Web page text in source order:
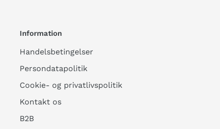
Information
Handelsbetingelser
Persondatapolitik
Cookie- og privatlivspolitik
Kontakt os
B2B